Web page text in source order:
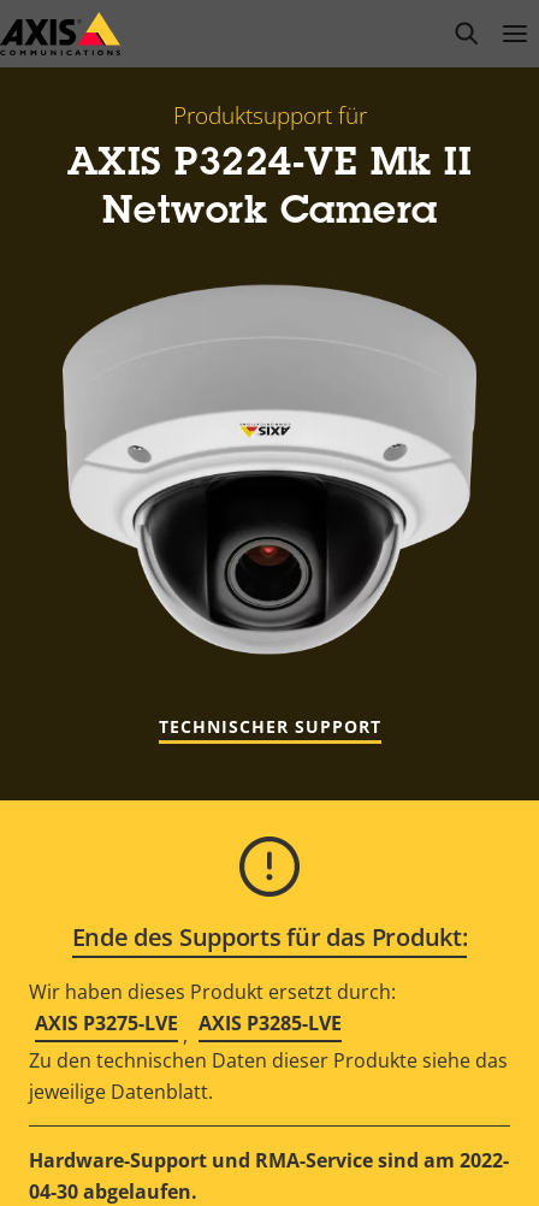
Zum
Hauptinhalt
open
Produktsupport für
AXIS P3224-VE Mk II
Network Camera
TECHNISCHER SUPPORT
Ende des Supports für das Produkt:
Wir haben dieses Produkt ersetzt durch:
AXIS P3275-LVE , AXIS P3285-LVE
Zu den technischen Daten dieser Produkte siehe das
jeweilige Datenblatt.
Hardware-Support und RMA-Service sind am 2022-
04-30 abgelaufen.